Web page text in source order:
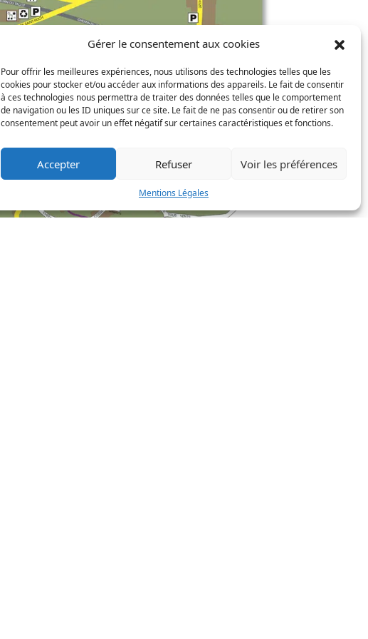
Gérer le consentement aux cookies
Pour offrir les meilleures expériences, nous utilisons des technologies telles que les
cookies pour stocker et/ou accéder aux informations des appareils. Le fait de consentir
à ces technologies nous permettra de traiter des données telles que le comportement
de navigation ou les ID uniques sur ce site. Le fait de ne pas consentir ou de retirer son
consentement peut avoir un effet négatif sur certaines caractéristiques et fonctions.
Accepter Refuser Voir les préférences
Mentions Légales